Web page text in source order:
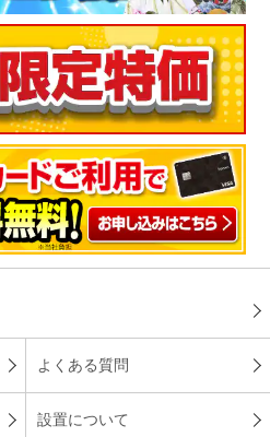
った強烈な介護臭が５日間程で
効果絶大で感動しました。本体
（新潟県50代H.Y様）
たお客様からのご意見を掲載しておりま
された方の声を含みます。
よくある質問
設置について